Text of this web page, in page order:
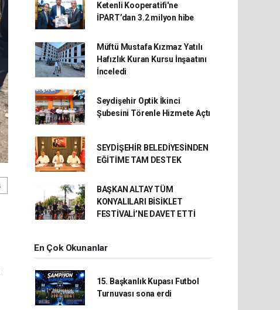
Ketenli Kooperatifi'ne
İPART’dan 3.2 milyon hibe
Müftü Mustafa Kızmaz Yatılı
Hafızlık Kuran Kursu İnşaatını
İnceledi
Seydişehir Optik İkinci
Şubesini Törenle Hizmete Açtı
SEYDİŞEHİR BELEDİYESİNDEN
EĞİTİME TAM DESTEK
BAŞKAN ALTAY TÜM
KONYALILARI BİSİKLET
FESTİVALİ’NE DAVET ETTİ
En Çok Okunanlar
15. Başkanlık Kupası Futbol
Turnuvası sona erdi